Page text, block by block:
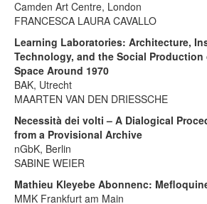
Camden Art Centre, London
FRANCESCA LAURA CAVALLO
Learning Laboratories: Architecture,
Technology, and the Social Production
Space Around 1970
BAK, Utrecht
MAARTEN VAN DEN DRIESSCHE
Necessità dei volti – A Dialogical
from a Provisional Archive
nGbK, Berlin
SABINE WEIER
Mathieu Kleyebe Abonnenc:
MMK Frankfurt am Main